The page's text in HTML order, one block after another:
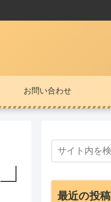
お問い合わせ
最近の投稿